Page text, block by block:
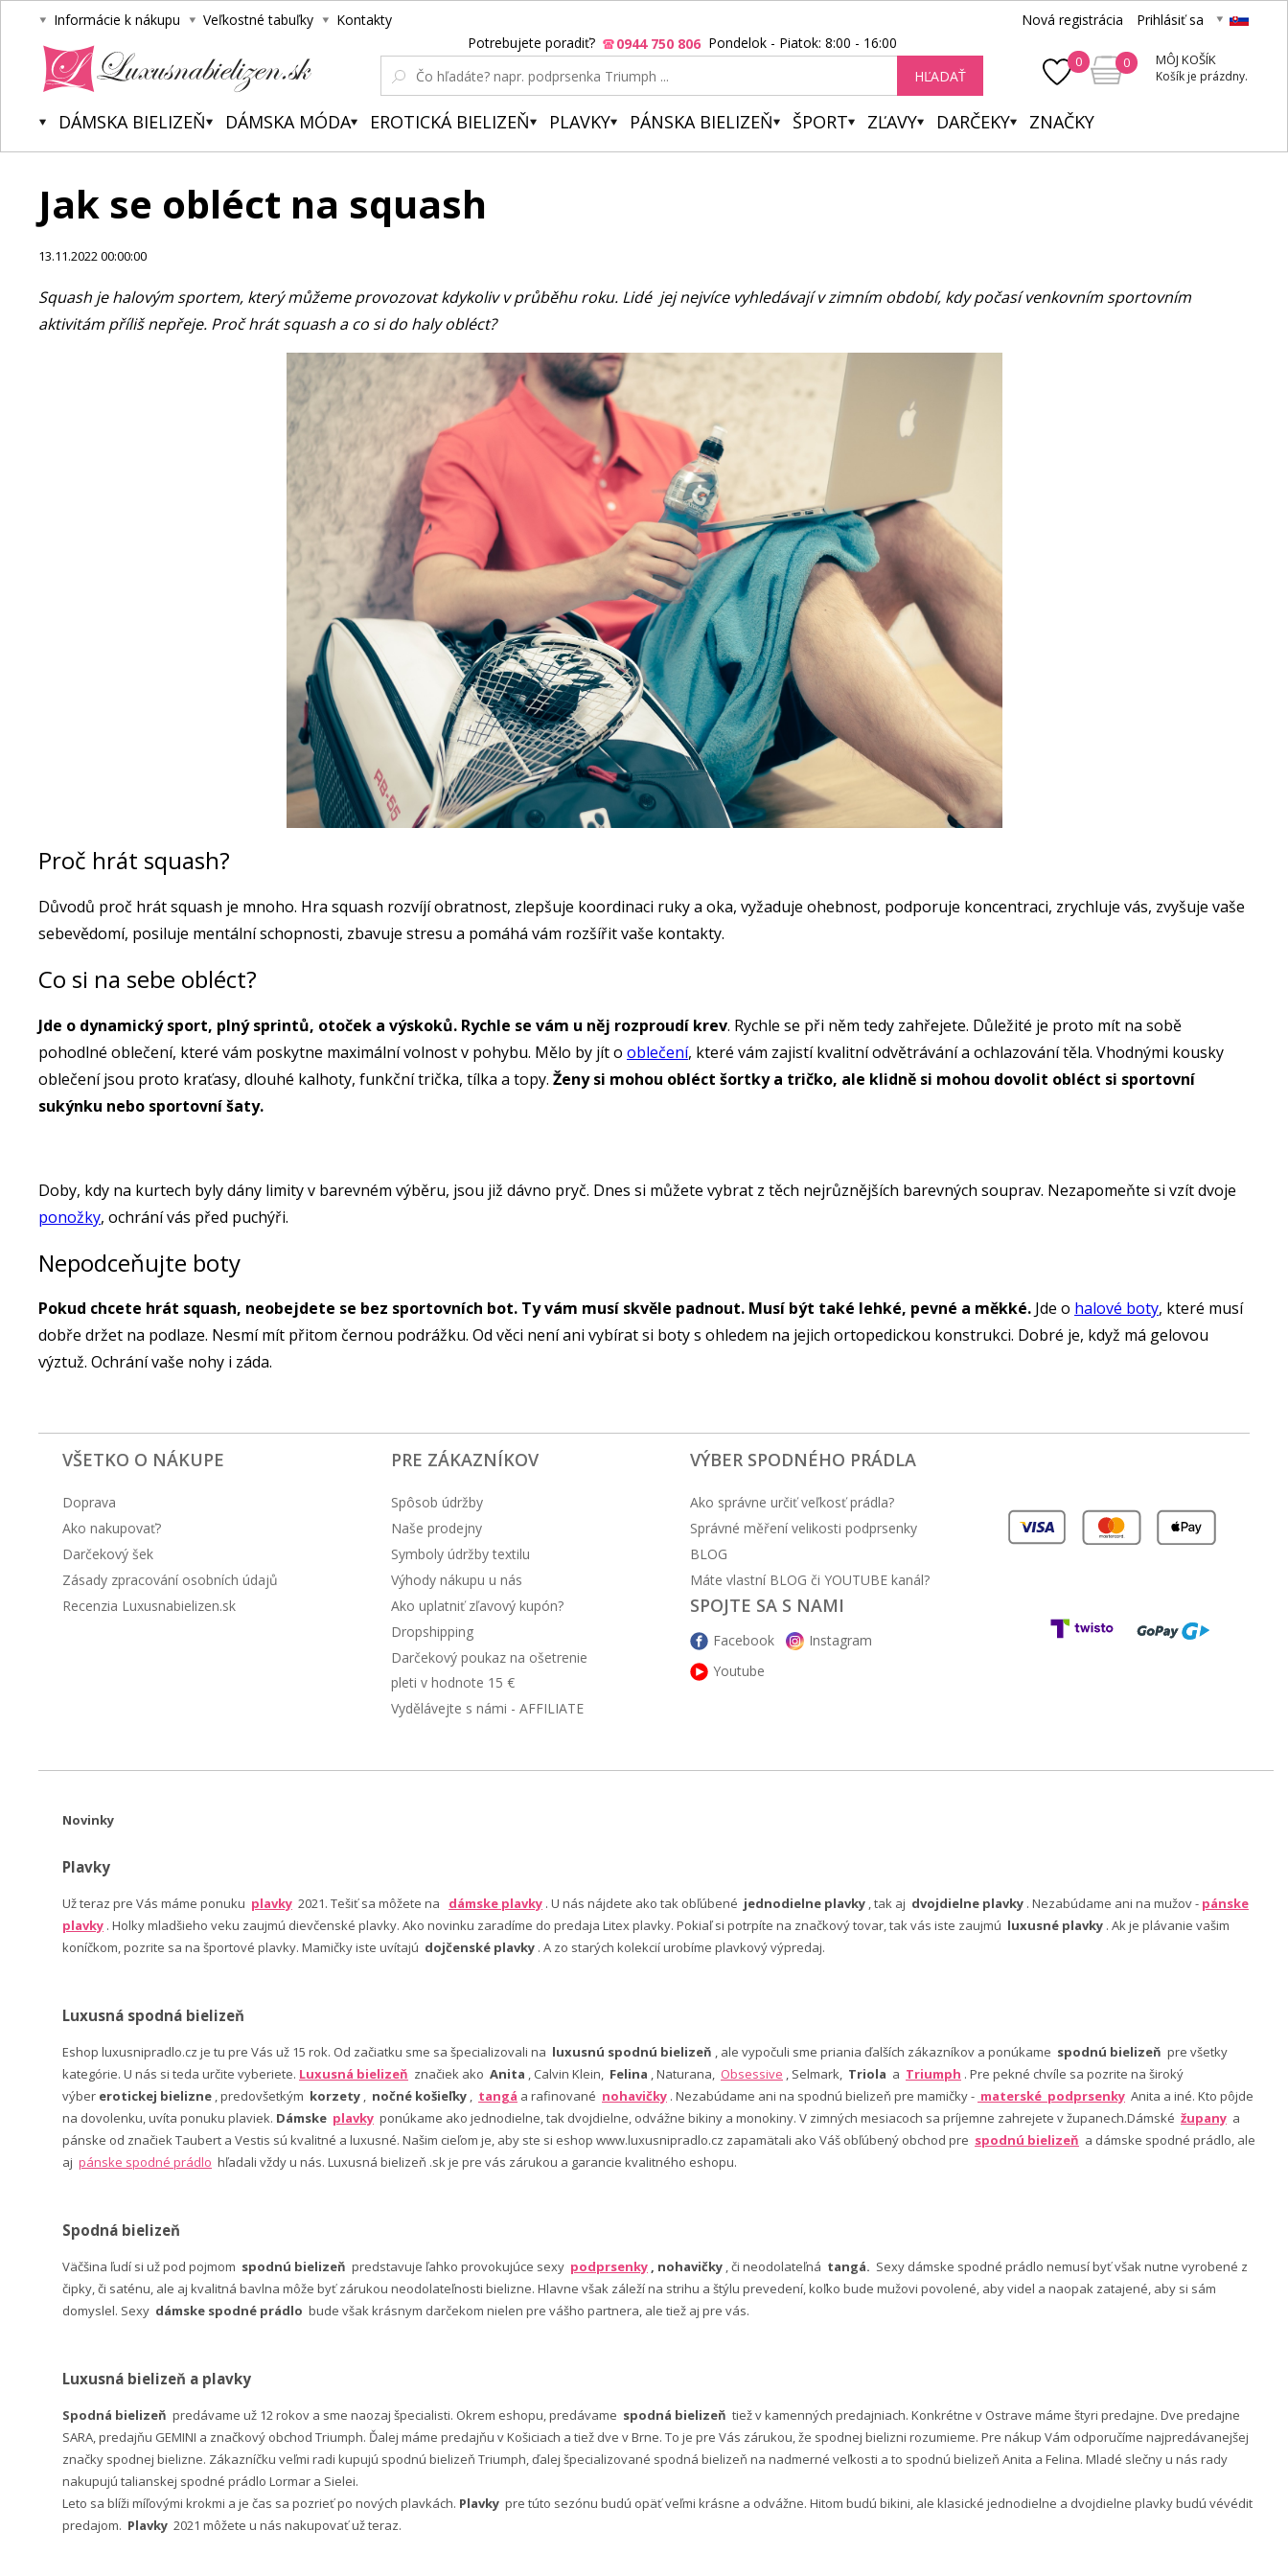
Informácie k nákupu Veľkostné tabuľky Kontakty Nová registrácia Prihlásiť sa
0 0 MÔJ KOŠÍK
Košík je prázdny.
Potrebujete poradiť? 0944 750 806 Pondelok - Piatok: 8:00 - 16:00
HĽADAŤ
DÁMSKA BIELIZEŇ DÁMSKA MÓDA EROTICKÁ BIELIZEŇ PLAVKY PÁNSKA BIELIZEŇ ŠPORT ZĽAVY DARČEKY ZNAČKY
Jak se obléct na squash
13.11.2022 00:00:00
Squash je halovým sportem, který můžeme provozovat kdykoliv v průběhu roku. Lidé jej nejvíce vyhledávají v zimním období, kdy počasí venkovním sportovním
aktivitám příliš nepřeje. Proč hrát squash a co si do haly obléct?
Proč hrát squash?
Důvodů proč hrát squash je mnoho. Hra squash rozvíjí obratnost, zlepšuje koordinaci ruky a oka, vyžaduje ohebnost, podporuje koncentraci, zrychluje vás, zvyšuje vaše
sebevědomí, posiluje mentální schopnosti, zbavuje stresu a pomáhá vám rozšířit vaše kontakty.
Co si na sebe obléct?
Jde o dynamický sport, plný sprintů, otoček a výskoků. Rychle se vám u něj rozproudí krev. Rychle se při něm tedy zahřejete. Důležité je proto mít na sobě
pohodlné oblečení, které vám poskytne maximální volnost v pohybu. Mělo by jít o oblečení, které vám zajistí kvalitní odvětrávání a ochlazování těla. Vhodnými kousky
oblečení jsou proto kraťasy, dlouhé kalhoty, funkční trička, tílka a topy. Ženy si mohou obléct šortky a tričko, ale klidně si mohou dovolit obléct si sportovní
sukýnku nebo sportovní šaty.
Doby, kdy na kurtech byly dány limity v barevném výběru, jsou již dávno pryč. Dnes si můžete vybrat z těch nejrůznějších barevných souprav. Nezapomeňte si vzít dvoje
ponožky, ochrání vás před puchýři.
Nepodceňujte boty
Pokud chcete hrát squash, neobejdete se bez sportovních bot. Ty vám musí skvěle padnout. Musí být také lehké, pevné a měkké. Jde o halové boty, které musí
dobře držet na podlaze. Nesmí mít přitom černou podrážku. Od věci není ani vybírat si boty s ohledem na jejich ortopedickou konstrukci. Dobré je, když má gelovou
výztuž. Ochrání vaše nohy i záda.
VŠETKO O NÁKUPE
Doprava
Ako nakupovať?
Darčekový šek
Zásady zpracování osobních údajů
Recenzia Luxusnabielizen.sk
PRE ZÁKAZNÍKOV
Spôsob údržby
Naše prodejny
Symboly údržby textilu
Výhody nákupu u nás
Ako uplatniť zľavový kupón?
Dropshipping
Darčekový poukaz na ošetrenie
pleti v hodnote 15 €
Vydělávejte s námi - AFFILIATE
VÝBER SPODNÉHO PRÁDLA
Ako správne určiť veľkosť prádla?
Správné měření velikosti podprsenky
BLOG
Máte vlastní BLOG či YOUTUBE kanál?
SPOJTE SA S NAMI
Facebook
Instagram
Youtube
Novinky
Plavky
Už teraz pre Vás máme ponuku plavky 2021. Tešiť sa môžete na dámske plavky . U nás nájdete ako tak obľúbené jednodielne plavky , tak aj dvojdielne plavky . Nezabúdame ani na mužov - pánske
plavky . Holky mladšieho veku zaujmú dievčenské plavky. Ako novinku zaradíme do predaja Litex plavky. Pokiaľ si potrpíte na značkový tovar, tak vás iste zaujmú luxusné plavky . Ak je plávanie vašim
koníčkom, pozrite sa na športové plavky. Mamičky iste uvítajú dojčenské plavky . A zo starých kolekcií urobíme plavkový výpredaj.
Luxusná spodná bielizeň
Eshop luxusnipradlo.cz je tu pre Vás už 15 rok. Od začiatku sme sa špecializovali na luxusnú spodnú bielizeň , ale vypočuli sme priania ďalších zákazníkov a ponúkame spodnú bielizeň pre všetky
kategórie. U nás si teda určite vyberiete. Luxusná bielizeň značiek ako Anita , Calvin Klein, Felina , Naturana, Obsessive , Selmark, Triola a Triumph . Pre pekné chvíle sa pozrite na široký
výber erotickej bielizne , predovšetkým korzety , nočné košieľky , tangá a rafinované nohavičky . Nezabúdame ani na spodnú bielizeň pre mamičky - materské podprsenky Anita a iné. Kto pôjde
na dovolenku, uvíta ponuku plaviek. Dámske plavky ponúkame ako jednodielne, tak dvojdielne, odvážne bikiny a monokiny. V zimných mesiacoch sa príjemne zahrejete v županech.Dámské župany a
pánske od značiek Taubert a Vestis sú kvalitné a luxusné. Našim cieľom je, aby ste si eshop www.luxusnipradlo.cz zapamätali ako Váš obľúbený obchod pre spodnú bielizeň a dámske spodné prádlo, ale
aj pánske spodné prádlo hľadali vždy u nás. Luxusná bielizeň .sk je pre vás zárukou a garancie kvalitného eshopu.
Spodná bielizeň
Väčšina ľudí si už pod pojmom spodnú bielizeň predstavuje ľahko provokujúce sexy podprsenky , nohavičky , či neodolateľná tangá. Sexy dámske spodné prádlo nemusí byť však nutne vyrobené z
čipky, či saténu, ale aj kvalitná bavlna môže byť zárukou neodolateľnosti bielizne. Hlavne však záleží na strihu a štýlu prevedení, koľko bude mužovi povolené, aby videl a naopak zatajené, aby si sám
domyslel. Sexy dámske spodné prádlo bude však krásnym darčekom nielen pre vášho partnera, ale tiež aj pre vás.
Luxusná bielizeň a plavky
Spodná bielizeň predávame už 12 rokov a sme naozaj špecialisti. Okrem eshopu, predávame spodná bielizeň tiež v kamenných predajniach. Konkrétne v Ostrave máme štyri predajne. Dve predajne
SARA, predajňu GEMINI a značkový obchod Triumph. Ďalej máme predajňu v Košiciach a tiež dve v Brne. To je pre Vás zárukou, že spodnej bielizni rozumieme. Pre nákup Vám odporučíme najpredávanejšej
značky spodnej bielizne. Zákazníčku veľmi radi kupujú spodnú bielizeň Triumph, ďalej špecializované spodná bielizeň na nadmerné veľkosti a to spodnú bielizeň Anita a Felina. Mladé slečny u nás rady
nakupujú talianskej spodné prádlo Lormar a Sielei.
Leto sa blíži míľovými krokmi a je čas sa pozrieť po nových plavkách. Plavky pre túto sezónu budú opäť veľmi krásne a odvážne. Hitom budú bikini, ale klasické jednodielne a dvojdielne plavky budú vévédit
predajom. Plavky 2021 môžete u nás nakupovať už teraz.